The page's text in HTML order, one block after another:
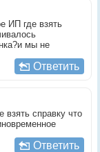
ИП где взять
мы не
Ответить
справку что
Ответить